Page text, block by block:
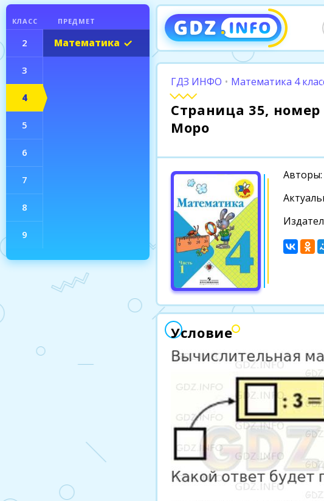
ГДЗ ИНФО • Математика 4
Страница 35,
Моро
Условие
КЛАСС ПРЕДМЕТ
2
3
4
Математика
5
6
7
8
9